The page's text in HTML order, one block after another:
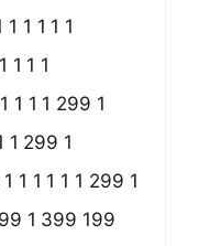
1 1 1 1
1 1 1
1 1 1 299 1
1 299 1
1 1 1 1 1 299 1
1 399 199